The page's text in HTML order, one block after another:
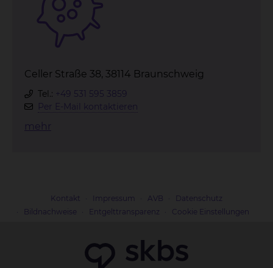
Celler Straße 38, 38114 Braunschweig
Tel.: +49 531 595 3859
Per E-Mail kontaktieren
mehr
Kontakt Impressum AVB
Datenschutz
Bildnachweise
Entgelttransparenz Cookie Einstellungen